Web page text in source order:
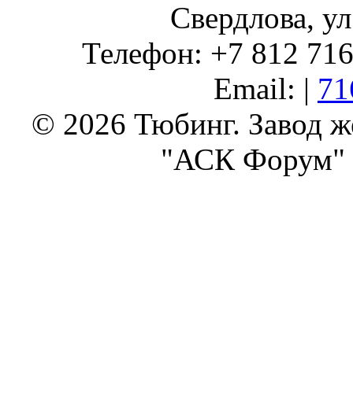
Свердлова,
Телефон: +7 812
Email: |
© 2026 Тюбинг. Завод
"АСК Форум"